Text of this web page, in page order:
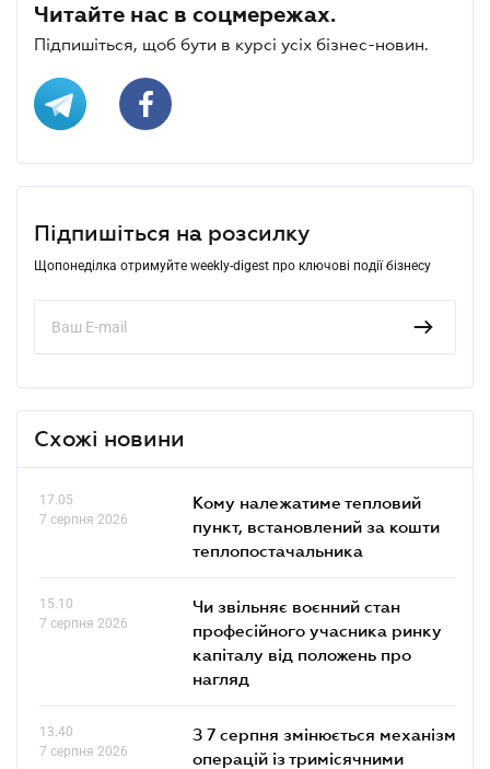
Читайте нас в соцмережах.
Підпишіться, щоб бути в курсі усіх бізнес-новин.
Підпишіться на розсилку
Щопонеділка отримуйте weekly-digest про ключові події бізнесу
Схожі новини
17.05
7 серпня 2026
Кому належатиме тепловий
пункт, встановлений за кошти
теплопостачальника
15.10
7 серпня 2026
Чи звільняє воєнний стан
професійного учасника ринку
капіталу від положень про
нагляд
13.40
7 серпня 2026
З 7 серпня змінюється механізм
операцій із тримісячними